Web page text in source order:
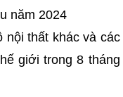
năm 2024
nội thất khác và các
giới trong 8 tháng